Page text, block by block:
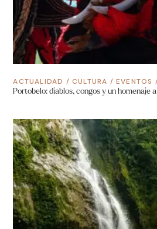
ACTUALIDAD /CULTURA /EVENTOS
Portobelo: diablos, congos y un homenaje